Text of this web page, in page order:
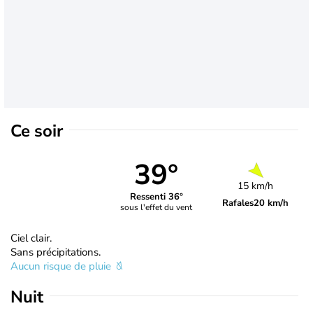
Ce soir
39°
Ressenti 36°
sous l'effet du vent
15 km/h
Rafales20 km/h
Ciel clair.
Sans précipitations.
Aucun risque de pluie
Nuit